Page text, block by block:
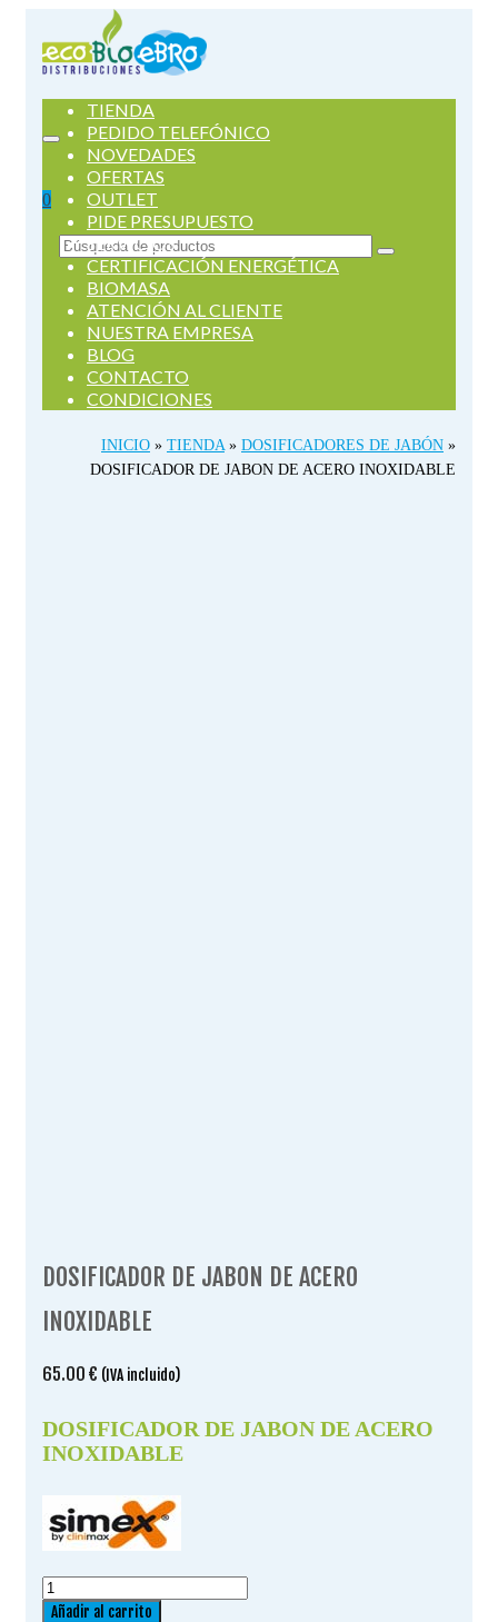
0
Buscar
por:
TIENDA
PEDIDO TELEFÓNICO
NOVEDADES
OFERTAS
OUTLET
PIDE PRESUPUESTO
SERVICIOS
CERTIFICACIÓN ENERGÉTICA
BIOMASA
ATENCIÓN AL CLIENTE
NUESTRA EMPRESA
BLOG
CONTACTO
CONDICIONES
INICIO » TIENDA » DOSIFICADORES DE JABÓN »
DOSIFICADOR DE JABON DE ACERO INOXIDABLE
DOSIFICADOR DE JABON DE ACERO
INOXIDABLE
65.00 € (IVA incluido)
DOSIFICADOR DE JABON DE ACERO
INOXIDABLE
DOSIFICADOR
DE
Añadir al carrito